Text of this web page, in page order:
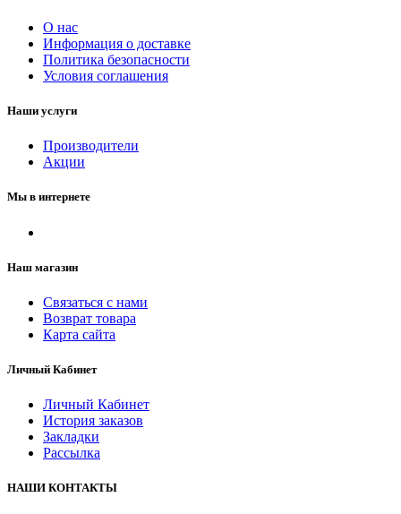
О нас
Информация о доставке
Политика безопасности
Условия соглашения
Наши услуги
Производители
Акции
Мы в интернете
Наш магазин
Связаться с нами
Возврат товара
Карта сайта
Личный Кабинет
Личный Кабинет
История заказов
Закладки
Рассылка
НАШИ КОНТАКТЫ